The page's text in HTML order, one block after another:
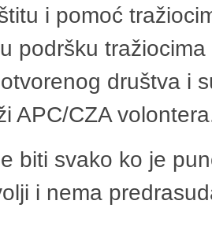
i pomoć
podršku
društva i
APC/CZA
biti svako ko je
i nema